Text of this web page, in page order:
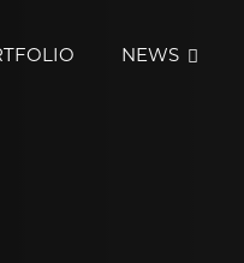
NEWS